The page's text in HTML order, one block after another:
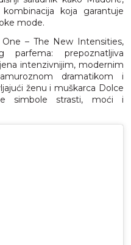
koja garantuje
mode.
– The New Intensities,
parfema: prepoznatljiva
intenzivnijim, modernim
dramatikom i
ženu i muškarca Dolce
simbole strasti, moći i